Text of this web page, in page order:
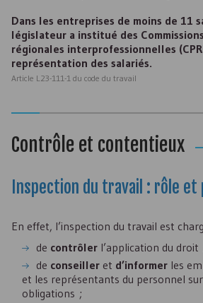
Dans les entreprises de moins de 11
législateur a institué des
régionales interprofessionnelles (
représentation des salariés.
Article L23-111-1 du code du travail
Contrôle et contentieux
Inspection du travail : rôle et
En effet, l’inspection du travail est
de contrôler l’application du droit
de conseiller et d’informer les
et les représentants du personnel
obligations ;